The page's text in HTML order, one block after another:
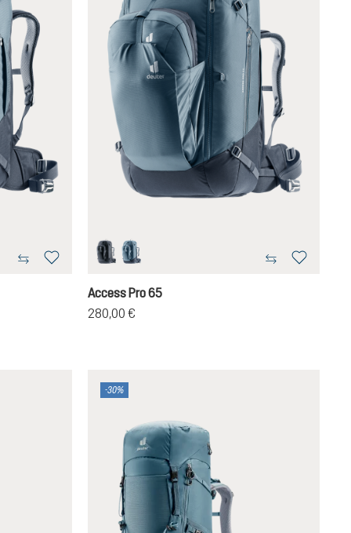
blackatlantic-ink
Access Pro 65
280,00 €
-30%